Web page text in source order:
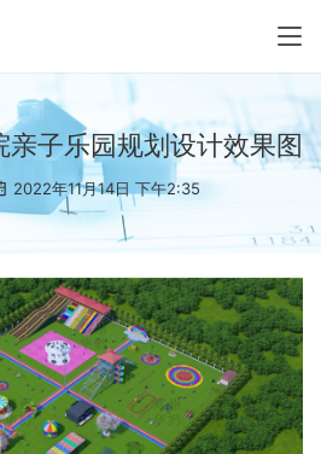
亲子乐园规划设计效果图
2022年11月14日 下午2:35